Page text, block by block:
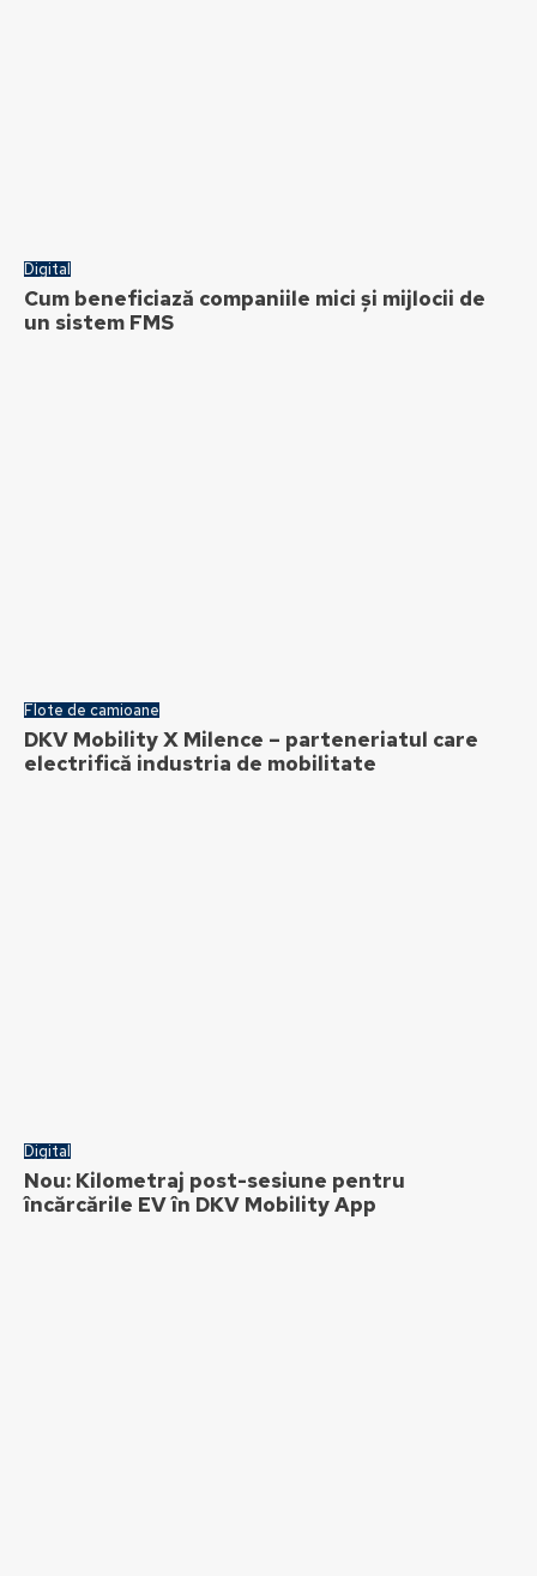
Digital
Cum beneficiază companiile mici și mijlocii de
un sistem FMS
Flote de camioane
DKV Mobility X Milence – parteneriatul care
electrifică industria de mobilitate
Digital
Nou: Kilometraj post-sesiune pentru
încărcările EV în DKV Mobility App